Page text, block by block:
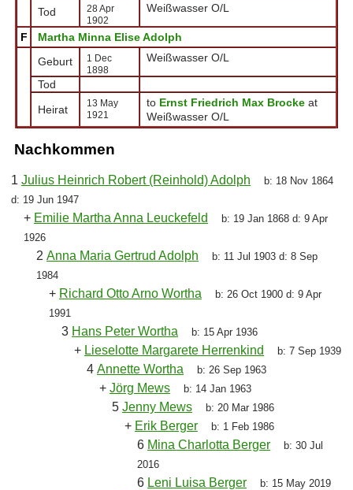
Tod
28 Apr
1902
Weißwasser O/L
F
Martha Minna Elise Adolph
Geburt
1 Dec
1898
Weißwasser O/L
Tod
Heirat
13 May
1921
to Ernst Friedrich Max Brocke at
Weißwasser O/L
Nachkommen
1 Julius Heinrich Robert (Reinhold) Adolph b: 18 Nov 1864
d: 19 Jun 1947
+ Emilie Martha Anna Leuckefeld b: 19 Jan 1868 d:9 Apr
1926
2 Anna Maria Gertrud Adolph b: 11 Jul 1903 d:8 Sep
1984
+ Richard Otto Arno Wortha b: 26 Oct 1900 d:9 Apr
1991
3 Hans Peter Wortha b: 15 Apr 1936
+ Lieselotte Margarete Herrenkind b:7 Sep 1939
4 Annette Wortha b: 26 Sep 1963
+ Jörg Mews b: 14 Jan 1963
5 Jenny Mews b: 20 Mar 1986
+ Erik Berger b: 1 Feb 1986
6 Mina Charlotta Berger b:30 Jul
2016
6 Leni Luisa Berger b: 15 May 2019